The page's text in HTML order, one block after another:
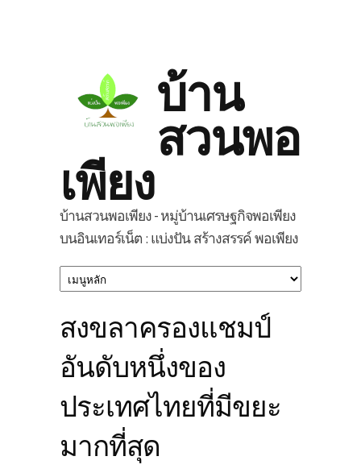
บ้าน
สวนพอ
เพียง
บ้านสวนพอเพียง - หมู่บ้านเศรษฐกิจพอเพียง
บนอินเทอร์เน็ต : แบ่งปัน สร้างสรรค์ พอเพียง
สงขลาครองแชมป์
อันดับหนึ่งของ
ประเทศไทยที่มีขยะ
มากที่สุด